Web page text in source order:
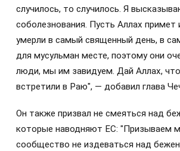
случилось, то случилось. Я
соболезнования. Пусть Аллах примет
умерли в самый священный день, в
для мусульман месте, поэтому они
люди, мы им завидуем. Дай Аллах,
встретили в Раю", — добавил глава
Он также призвал не смеяться над
которые наводняют ЕС: "Призываем
сообщество не издеваться над